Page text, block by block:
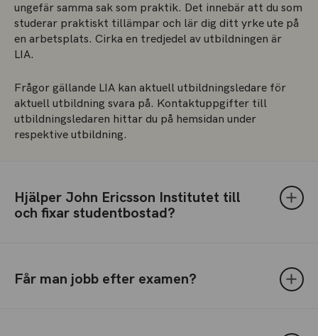
ungefär samma sak som praktik. Det innebär att du som
studerar praktiskt tillämpar och lär dig ditt yrke ute på
en arbetsplats. Cirka en tredjedel av utbildningen är
LIA.
Frågor gällande LIA kan aktuell utbildningsledare för
aktuell utbildning svara på. Kontaktuppgifter till
utbildningsledaren hittar du på hemsidan under
respektive utbildning.
Hjälper John Ericsson Institutet till
och fixar studentbostad?
Får man jobb efter examen?